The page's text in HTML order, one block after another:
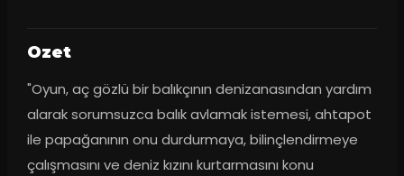
Ozet
"Oyun, aç gözlü bir balıkçının denizanasından yardım
alarak sorumsuzca balık avlamak istemesi, ahtapot
ile papağanının onu durdurmaya, bilinçlendirmeye
çalışmasını ve deniz kızını kurtarmasını konu